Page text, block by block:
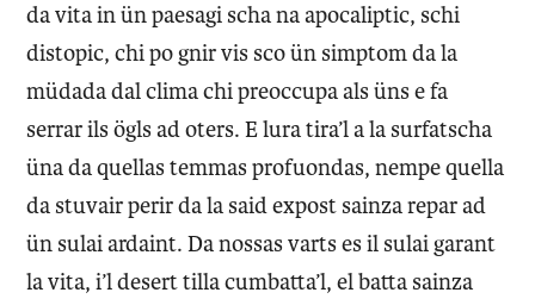
da vita in ün paesagi scha na apocaliptic, schi
distopic, chi po gnir vis sco ün simptom da la
müdada dal clima chi preoccupa als üns e fa
serrar ils ögls ad oters. E lura tira’l a la surfatscha
üna da quellas temmas profuondas, nempe quella
da stuvair perir da la said expost sainza repar ad
ün sulai ardaint. Da nossas varts es il sulai garant
la vita, i’l desert tilla cumbatta’l, el batta sainza